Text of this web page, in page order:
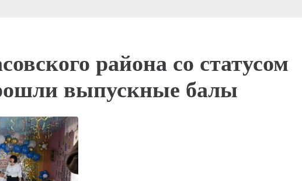
района со статусом
выпускные балы